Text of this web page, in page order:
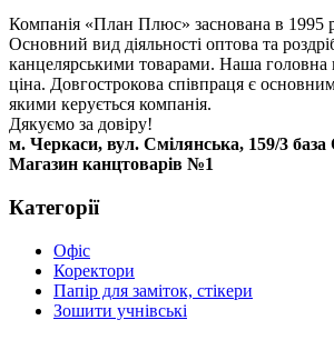
Компанія «План Плюс» заснована в 1995
Основний вид діяльності оптова та
канцелярськими товарами. Наша головна
ціна. Довгострокова співпраця є
якими керується компанія.
Дякуємо за довіру!
м. Черкаси, вул. Смілянська, 159/3
Магазин канцтоварів №1
Категорії
Офіс
Коректори
Папір для заміток, стікери
Зошити учнівські